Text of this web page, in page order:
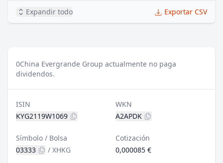
Expandir todo Exportar CSV
0China Evergrande Group actualmente no paga
dividendos.
ISIN
KYG2119W1069
WKN
A2APDK
Símbolo / Bolsa
03333
/ XHKG
Cotización
0,000085 €